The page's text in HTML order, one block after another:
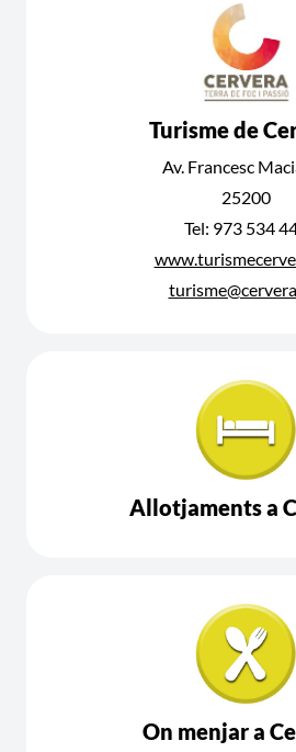
Turisme de
Av. Francesc
25200
Tel: 973 534
Allotjaments a
On menjar a